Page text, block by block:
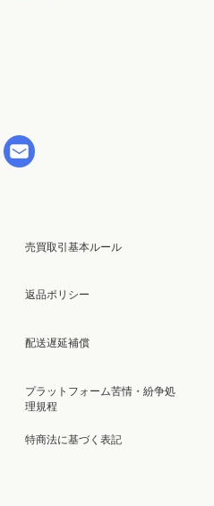
売買取引基本ルール
返品ポリシー
配送遅延補償
プラットフォーム苦情・紛争処
理規程
特商法に基づく表記